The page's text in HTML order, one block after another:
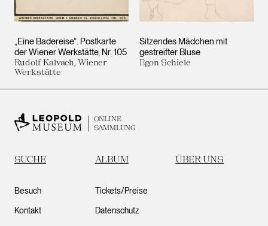
„Eine Badereise“. Postkarte
der Wiener Werkstätte, Nr. 105
Rudolf Kalvach, Wiener
Werkstätte
Sitzendes Mädchen mit
gestreifter Bluse
Egon Schiele
ONLINE
SAMMLUNG
SUCHE ALBUM ÜBER UNS
Besuch
Kontakt
Tickets/Preise
Datenschutz